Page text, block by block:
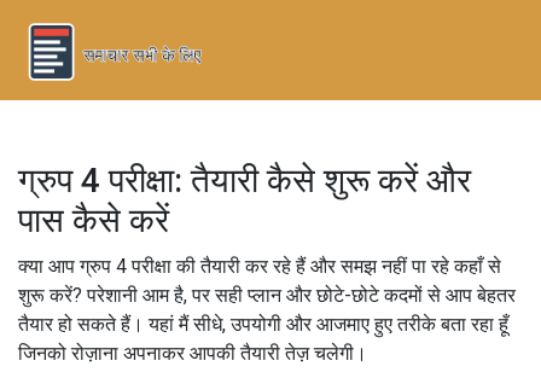
ग्रुप 4 परीक्षा: तैयारी कैसे शुरू करें और
पास कैसे करें
क्या आप ग्रुप 4 परीक्षा की तैयारी कर रहे हैं और समझ नहीं पा रहे कहाँ से
शुरू करें? परेशानी आम है, पर सही प्लान और छोटे-छोटे कदमों से आप बेहतर
तैयार हो सकते हैं। यहां मैं सीधे, उपयोगी और आजमाए हुए तरीके बता रहा हूँ
जिनको रोज़ाना अपनाकर आपकी तैयारी तेज़ चलेगी।